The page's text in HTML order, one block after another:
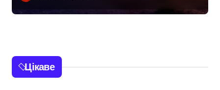
для тварин
Цікаве